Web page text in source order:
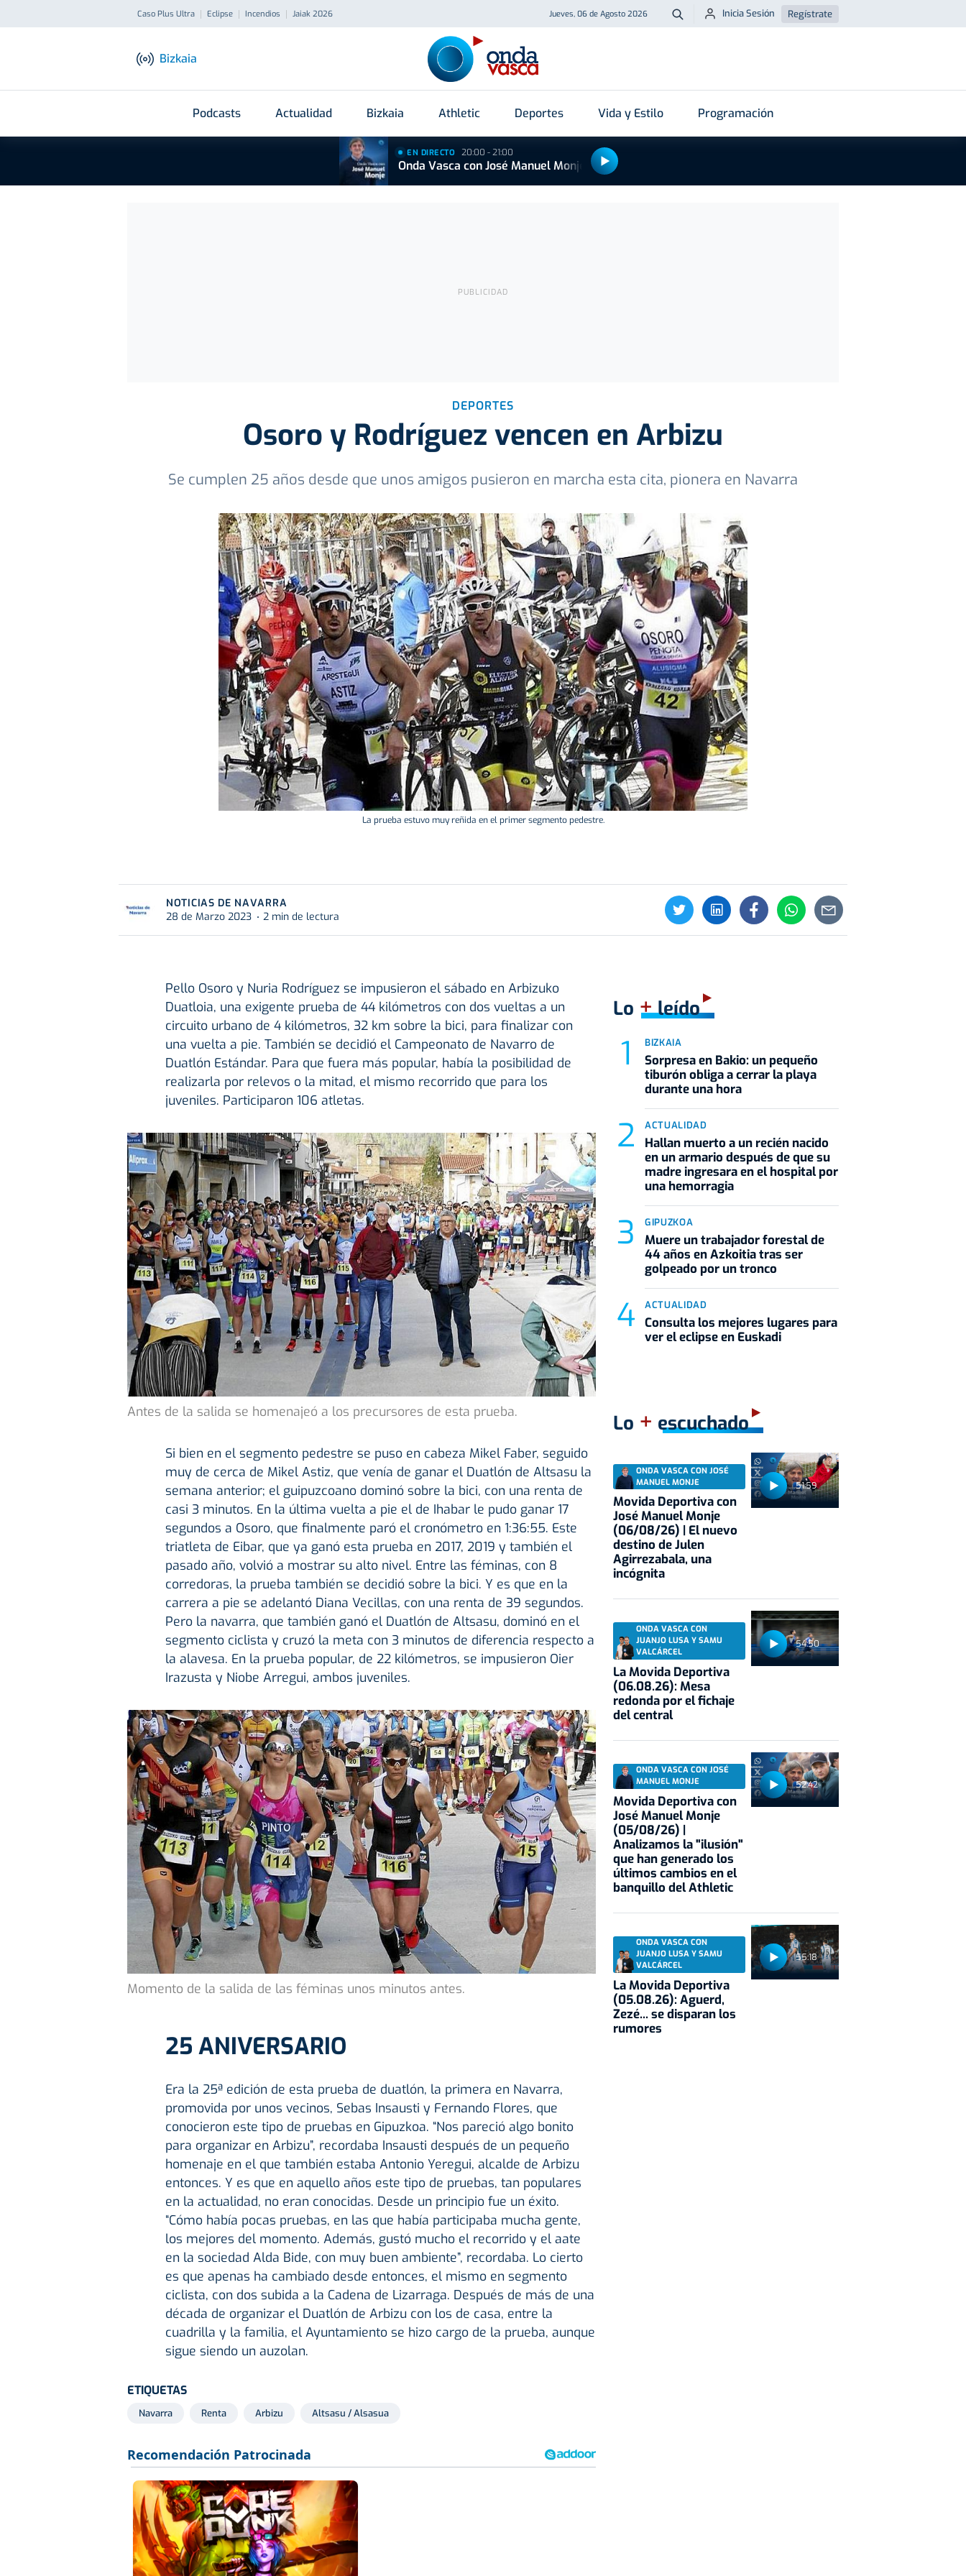
Caso Plus Ultra Eclipse Incendios Jaiak 2026 Jueves, 06 de Agosto 2026 Buscar
Inicia Sesión Regístrate
Bizkaia
Podcasts Actualidad Bizkaia Athletic Deportes Vida y Estilo Programación
EN DIRECTO 20:00 - 21:00
Onda Vasca con José Manuel Monje
DEPORTES
Osoro y Rodríguez vencen en Arbizu
Se cumplen 25 años desde que unos amigos pusieron en marcha esta cita, pionera en Navarra
La prueba estuvo muy reñida en el primer segmento pedestre.
NOTICIAS DE NAVARRA
28 de Marzo 2023
2 min de lectura
Pello Osoro y Nuria Rodríguez se impusieron el sábado en Arbizuko
Duatloia, una exigente prueba de 44 kilómetros con dos vueltas a un
circuito urbano de 4 kilómetros, 32 km sobre la bici, para finalizar con
una vuelta a pie. También se decidió el Campeonato de Navarro de
Duatlón Estándar. Para que fuera más popular, había la posibilidad de
realizarla por relevos o la mitad, el mismo recorrido que para los
juveniles. Participaron 106 atletas.
Antes de la salida se homenajeó a los precursores de esta prueba.
Si bien en el segmento pedestre se puso en cabeza Mikel Faber, seguido
muy de cerca de Mikel Astiz, que venía de ganar el Duatlón de Altsasu la
semana anterior; el guipuzcoano dominó sobre la bici, con una renta de
casi 3 minutos. En la última vuelta a pie el de Ihabar le pudo ganar 17
segundos a Osoro, que finalmente paró el cronómetro en 1:36:55. Este
triatleta de Eibar, que ya ganó esta prueba en 2017, 2019 y también el
pasado año, volvió a mostrar su alto nivel. Entre las féminas, con 8
corredoras, la prueba también se decidió sobre la bici. Y es que en la
carrera a pie se adelantó Diana Vecillas, con una renta de 39 segundos.
Pero la navarra, que también ganó el Duatlón de Altsasu, dominó en el
segmento ciclista y cruzó la meta con 3 minutos de diferencia respecto a
la alavesa. En la prueba popular, de 22 kilómetros, se impusieron Oier
Irazusta y Niobe Arregui, ambos juveniles.
Momento de la salida de las féminas unos minutos antes.
25 ANIVERSARIO
Era la 25ª edición de esta prueba de duatlón, la primera en Navarra,
promovida por unos vecinos, Sebas Insausti y Fernando Flores, que
conocieron este tipo de pruebas en Gipuzkoa. “Nos pareció algo bonito
para organizar en Arbizu”, recordaba Insausti después de un pequeño
homenaje en el que también estaba Antonio Yeregui, alcalde de Arbizu
entonces. Y es que en aquello años este tipo de pruebas, tan populares
en la actualidad, no eran conocidas. Desde un principio fue un éxito.
“Cómo había pocas pruebas, en las que había participaba mucha gente,
los mejores del momento. Además, gustó mucho el recorrido y el aate
en la sociedad Alda Bide, con muy buen ambiente”, recordaba. Lo cierto
es que apenas ha cambiado desde entonces, el mismo en segmento
ciclista, con dos subida a la Cadena de Lizarraga. Después de más de una
década de organizar el Duatlón de Arbizu con los de casa, entre la
cuadrilla y la familia, el Ayuntamiento se hizo cargo de la prueba, aunque
sigue siendo un auzolan.
ETIQUETAS
Navarra Renta Arbizu Altsasu / Alsasua
Lo +leído
BIZKAIA
Sorpresa en Bakio: un pequeño
tiburón obliga a cerrar la playa
durante una hora
ACTUALIDAD
Hallan muerto a un recién nacido
en un armario después de que su
madre ingresara en el hospital por
una hemorragia
GIPUZKOA
Muere un trabajador forestal de
44 años en Azkoitia tras ser
golpeado por un tronco
ACTUALIDAD
Consulta los mejores lugares para
ver el eclipse en Euskadi
Lo + escuchado
51:59
ONDA VASCA CON JOSÉ
MANUEL MONJE
Movida Deportiva con
José Manuel Monje
(06/08/26) | El nuevo
destino de Julen
Agirrezabala, una
incógnita
54:50
ONDA VASCA CON
JUANJO LUSA Y SAMU
VALCÁRCEL
La Movida Deportiva
(06.08.26): Mesa
redonda por el fichaje
del central
52:42
ONDA VASCA CON JOSÉ
MANUEL MONJE
Movida Deportiva con
José Manuel Monje
(05/08/26) |
Analizamos la "ilusión"
que han generado los
últimos cambios en el
banquillo del Athletic
55:18
ONDA VASCA CON
JUANJO LUSA Y SAMU
VALCÁRCEL
La Movida Deportiva
(05.08.26): Aguerd,
Zezé... se disparan los
rumores